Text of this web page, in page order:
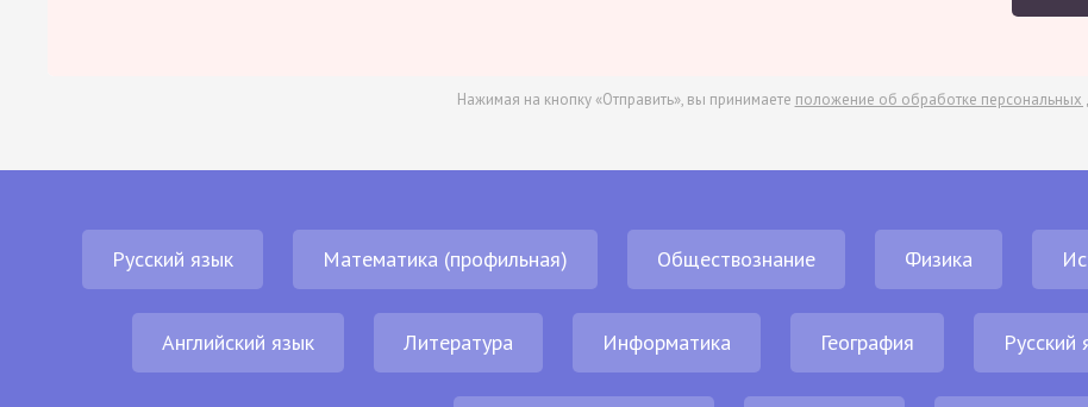
Нажимая на кнопку «Отправить», вы принимаете положение об обработке персональных
Русский язык Математика (профильная) Обществознание Физика
Английский язык Литература Информатика География Русский